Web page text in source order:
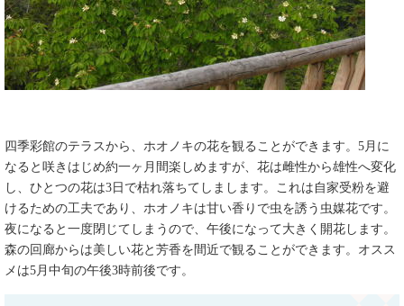
四季彩館のテラスから、ホオノキの花を観ることができます。5月に
なると咲きはじめ約一ヶ月間楽しめますが、花は雌性から雄性へ変化
し、ひとつの花は3日で枯れ落ちてしまします。これは自家受粉を避
けるための工夫であり、ホオノキは甘い香りで虫を誘う虫媒花です。
夜になると一度閉じてしまうので、午後になって大きく開花します。
森の回廊からは美しい花と芳香を間近で観ることができます。オスス
メは5月中旬の午後3時前後です。